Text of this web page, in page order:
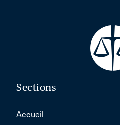
Sections
Accueil